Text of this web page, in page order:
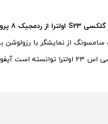
گلکسی S23 اولترا از ردمجیک 8 پرو